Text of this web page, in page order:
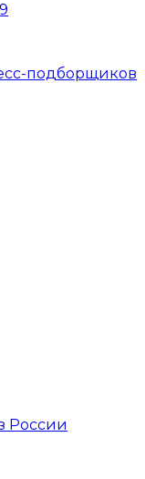
подборщиков
России